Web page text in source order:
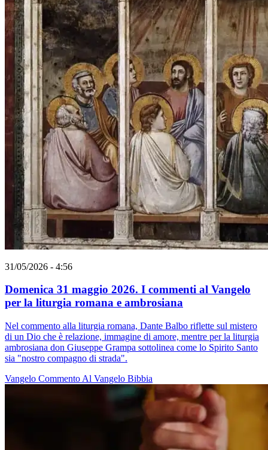
31/05/2026 - 4:56
Domenica 31 maggio 2026. I commenti al Vangelo
per la liturgia romana e ambrosiana
Nel commento alla liturgia romana, Dante Balbo riflette sul mistero
di un Dio che è relazione, immagine di amore, mentre per la liturgia
ambrosiana don Giuseppe Grampa sottolinea come lo Spirito Santo
sia "nostro compagno di strada".
Vangelo Commento Al Vangelo Bibbia